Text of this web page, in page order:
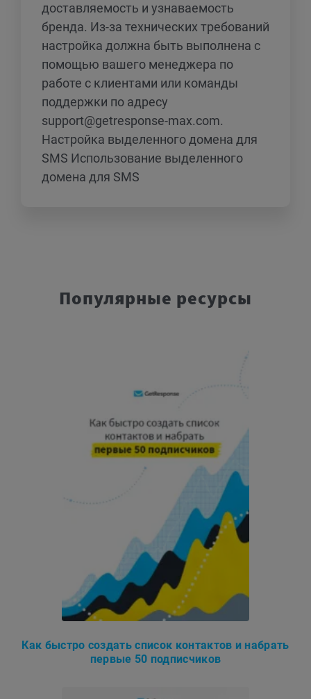
доставляемость и узнаваемость
бренда. Из-за технических требований
настройка должна быть выполнена с
помощью вашего менеджера по
работе с клиентами или команды
поддержки по адресу
support@getresponse-max.com.
Настройка выделенного домена для
SMS Использование выделенного
домена для SMS
Популярные ресурсы
Как быстро создать список контактов и набрать
первые 50 подписчиков